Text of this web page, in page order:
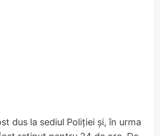
dus la sediul Poliției și, în urma